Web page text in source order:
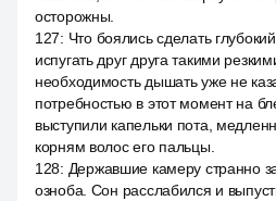
осторожны.
127: Что боялись сделать
испугать друг друга такими
необходимость дышать уже не
потребностью в этот момент на
выступили капельки пота,
корням волос его пальцы.
128: Державшие камеру странно
озноба. Сон расслабился и